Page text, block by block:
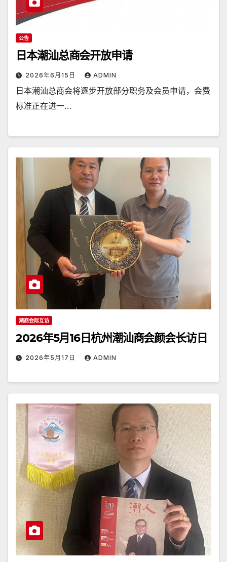
公告
日本潮汕总商会开放申请
2026年6月15日 ADMIN
日本潮汕总商会将逐步开放部分职务及会员申请，会费
标准正在进一…
潮商会际互访
2026年5月16日杭州潮汕商会颜会长访日
2026年5月17日 ADMIN